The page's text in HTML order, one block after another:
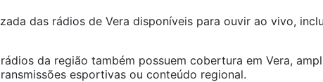
das rádios deVera disponíveis para ouvir ao vivo,
da região também possuem cobertura emVera,
esportivas ou conteúdo regional.